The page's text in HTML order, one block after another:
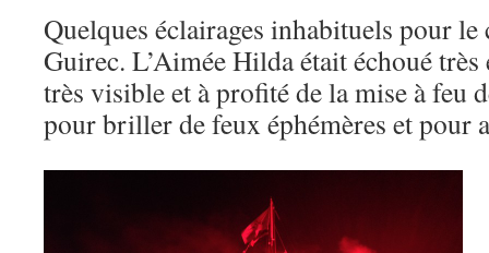
Quelques éclairages inhabituels pour
Guirec. L’Aimée Hilda était échoué très
très visible et à profité de la mise à feu
pour briller de feux éphémères et pour